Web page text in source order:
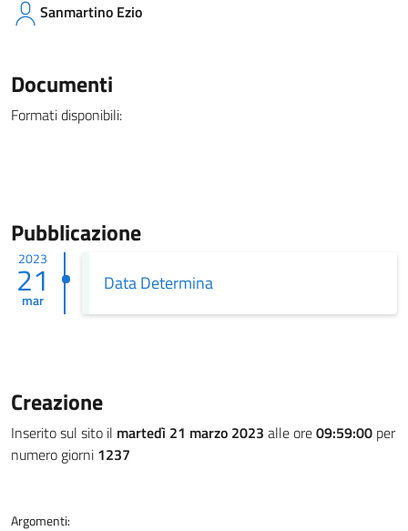
Sanmartino Ezio
Documenti
Formati disponibili:
Pubblicazione
2023
21
mar
Data Determina
Creazione
Inserito sul sito il martedì 21 marzo 2023 alle ore09:59:00 per
numero giorni 1237
Argomenti: